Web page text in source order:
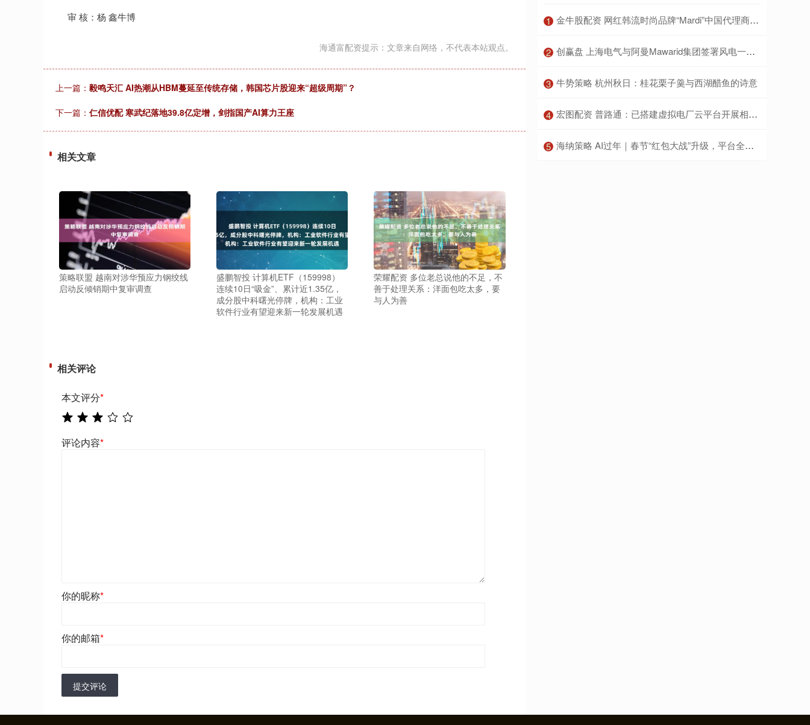
审 核：杨 鑫牛博
海通富配资提示：文章来自网络，不代表本站观点。
上一篇： 毅鸣天汇 AI热潮从HBM蔓延至传统存储，韩国芯片股迎来“超级周期”？
下一篇： 仁信优配 寒武纪落地39.8亿定增，剑指国产AI算力王座
相关文章
策略联盟 越南对涉华预应力钢绞线
启动反倾销期中复审调查
盛鹏智投 计算机ETF（159998）
连续10日“吸金”、累计近1.35亿，
成分股中科曙光停牌，机构：工业
软件行业有望迎来新一轮发展机遇
荣耀配资 多位老总说他的不足，不
善于处理关系：洋面包吃太多，要
与人为善
相关评论
本文评分*
评论内容*
你的昵称*
你的邮箱*
提交评论
1 ​金牛股配资 网红韩流时尚品牌“Mardi”中国代理商回应撤柜：将把更多资源投入新品牌
2 ​创赢盘 上海电气与阿曼Mawarid集团签署风电一揽子协议
3 ​牛势策略 杭州秋日：桂花栗子羹与西湖醋鱼的诗意
4 ​宏图配资 普路通：已搭建虚拟电厂云平台开展相关业务
5 ​海纳策略 AI过年｜春节“红包大战”升级，平台全力抢夺AI入口